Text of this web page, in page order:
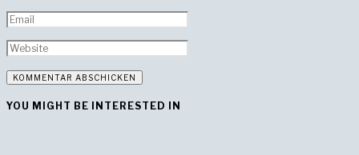
YOU MIGHT BE INTERESTED IN